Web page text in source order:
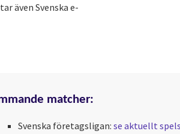
även Svenska e-
matcher:
Svenska företagsligan: se aktuellt